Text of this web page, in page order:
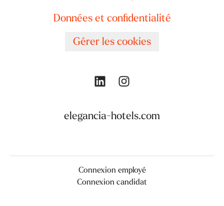
Données et confidentialité
Gérer les cookies
elegancia-hotels.com
Connexion employé
Connexion candidat